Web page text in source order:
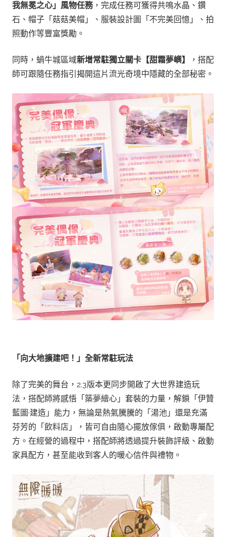
我無冕之心」風物任務，完成任務可獲得共鳴水晶、鑽
石、帽子「菇菇美帽」、服裝設計圖「不完美回憶」、拍
照動作等豐富獎勵。
同時，蝸牛城區域新增常駐獨立關卡【甜霜夢嶼】
，搭配
師可跟隨任務指引揭開這片流光奇境中隱藏的全部秘密。
「向大地擴建吧！」全新常駐玩法
除了完美的舞台，2.3版本更同步開啟了大世界建造玩
法，搭配師將感悟「築夢繪心」套裝的力量，解鎖「伊贊
藍圖·建造」能力，無論是熱氣騰騰的「湯池」還是充滿
芬芳的「飲料店」，皆可自由隨心擺放傢俱，啟動專屬配
方。在經營的過程中，搭配師將透過提升裝飾評級、啟動
家具配方，甚至能收到客人的暖心信件與禮物。